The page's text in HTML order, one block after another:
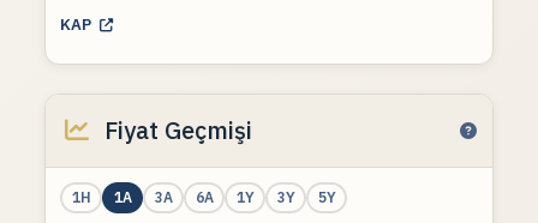
KAP
Fiyat Geçmişi
1H 1A 3A 6A 1Y 3Y 5Y